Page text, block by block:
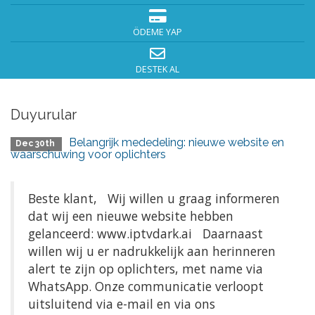
ÖDEME YAP
DESTEK AL
Duyurular
Dec 30th
Belangrijk mededeling: nieuwe website en
waarschuwing voor oplichters
Beste klant, Wij willen u graag informeren
dat wij een nieuwe website hebben
gelanceerd: www.iptvdark.ai Daarnaast
willen wij u er nadrukkelijk aan herinneren
alert te zijn op oplichters, met name via
WhatsApp. Onze communicatie verloopt
uitsluitend via e-mail en via ons